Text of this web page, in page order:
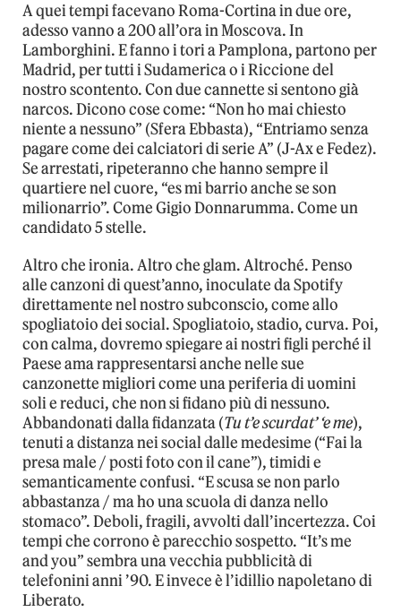
A quei tempi facevano Roma-Cortina in due ore,
adesso vanno a 200 all’ora in Moscova. In
Lamborghini. E fanno i tori a Pamplona, partono per
Madrid, per tutti i Sudamerica o i Riccione del
nostro scontento. Con due cannette si sentono già
narcos. Dicono cose come: “Non ho mai chiesto
niente a nessuno” (Sfera Ebbasta), “Entriamo senza
pagare come dei calciatori di serie A” (J-Ax e Fedez).
Se arrestati, ripeteranno che hanno sempre il
quartiere nel cuore, “es mi barrio anche se son
milionarrio”. Come Gigio Donnarumma. Come un
candidato 5 stelle.
Altro che ironia. Altro che glam. Altroché. Penso
alle canzoni di quest’anno, inoculate da Spotify
direttamente nel nostro subconscio, come allo
spogliatoio dei social. Spogliatoio, stadio, curva. Poi,
con calma, dovremo spiegare ai nostri figli perché il
Paese ama rappresentarsi anche nelle sue
canzonette migliori come una periferia di uomini
soli e reduci, che non si fidano più di nessuno.
Abbandonati dalla fidanzata (Tu t’e scurdat’ ‘e me),
tenuti a distanza nei social dalle medesime (“Fai la
presa male / posti foto con il cane”), timidi e
semanticamente confusi. “E scusa se non parlo
abbastanza / ma ho una scuola di danza nello
stomaco”. Deboli, fragili, avvolti dall’incertezza. Coi
tempi che corrono è parecchio sospetto. “It’s me
and you” sembra una vecchia pubblicità di
telefonini anni ’90. E invece è l’idillio napoletano di
Liberato.